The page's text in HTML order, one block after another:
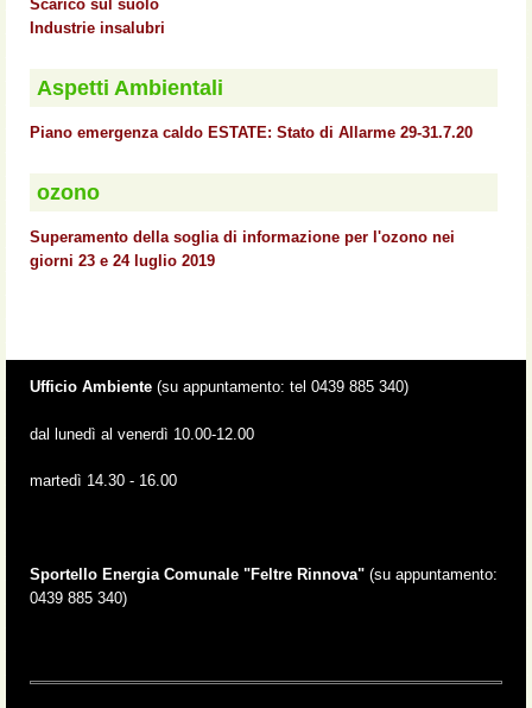
Scarico sul suolo
Industrie insalubri
Aspetti Ambientali
Piano emergenza caldo ESTATE: Stato di Allarme 29-31.7.20
ozono
Superamento della soglia di informazione per l'ozono nei
giorni 23 e 24 luglio 2019
Ufficio Ambiente (su appuntamento: tel 0439 885 340)
dal lunedì al venerdì 10.00-12.00
martedì 14.30 - 16.00
Sportello Energia Comunale "Feltre Rinnova" (su appuntamento:
0439 885 340)